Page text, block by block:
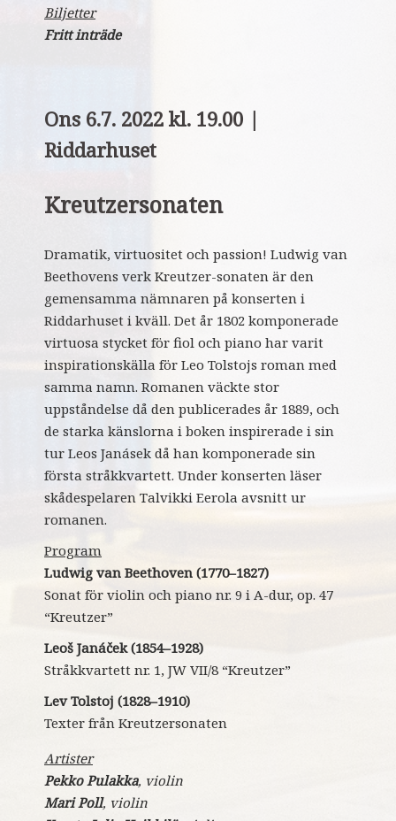
Biljetter
Fritt inträde
Ons 6.7. 2022 kl. 19.00 |
Riddarhuset
Kreutzersonaten
Dramatik, virtuositet och passion! Ludwig van
Beethovens verk Kreutzer-sonaten är den
gemensamma nämnaren på konserten i
Riddarhuset i kväll. Det år 1802 komponerade
virtuosa stycket för fiol och piano har varit
inspirationskälla för Leo Tolstojs roman med
samma namn. Romanen väckte stor
uppståndelse då den publicerades år 1889, och
de starka känslorna i boken inspirerade i sin
tur Leos Janásek då han komponerade sin
första stråkkvartett. Under konserten läser
skådespelaren Talvikki Eerola avsnitt ur
romanen.
Program
Ludwig van Beethoven (1770–1827)
Sonat för violin och piano nr. 9 i A-dur, op. 47
“Kreutzer”
Leoš Janáček (1854–1928)
Stråkkvartett nr. 1, JW VII/8 “Kreutzer”
Lev Tolstoj (1828–1910)
Texter från Kreutzersonaten
Artister
Pekko Pulakka, violin
Mari Poll, violin